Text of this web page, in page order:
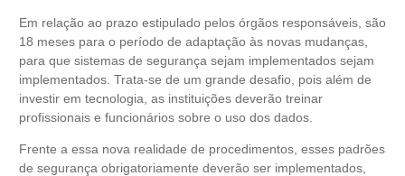
Em relação ao prazo estipulado pelos órgãos responsáveis, são
18 meses para o período de adaptação às novas mudanças,
para que sistemas de segurança sejam implementados sejam
implementados . Trata-se de um grande desafio, pois além de
investir em tecnologia, as instituições deverão treinar
profissionais e funcionários sobre o uso dos dados.
Frente a essa nova realidade de procedimentos, esses padrões
de segurança obrigatoriamente deverão ser implementados,